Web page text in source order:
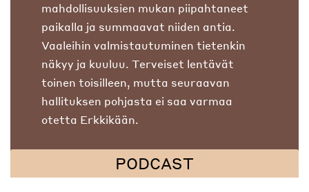
mahdollisuuksien mukan piipahtaneet
paikalla ja summaavat niiden antia.
Vaaleihin valmistautuminen tietenkin
näkyy ja kuuluu. Terveiset lentävät
toinen toisilleen, mutta seuraavan
hallituksen pohjasta ei saa varmaa
otetta Erkkikään.
PODCAST